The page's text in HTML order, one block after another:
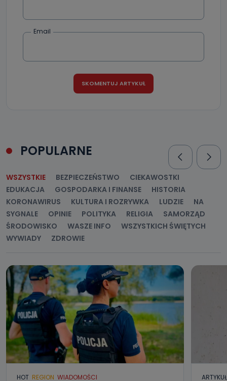
Email
POPULARNE
WSZYSTKIE BEZPIECZEŃSTWO
CIEKAWOSTKI
EDUKACJA
GOSPODARKA I FINANSE
HISTORIA
KORONAWIRUS
KULTURA I ROZRYWKA LUDZIE
NA
SYGNALE
OPINIE POLITYKA RELIGIA
SAMORZĄD
ŚRODOWISKO
WASZE INFO
WSZYSTKICH ŚWIĘTYCH
WYWIADY
ZDROWIE
HOT REGION WIADOMOŚCI